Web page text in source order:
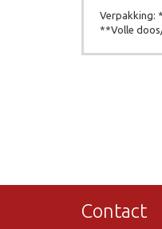
Verpakking:
**Volle
Contact